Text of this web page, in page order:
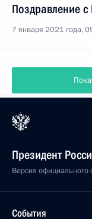
Поздравление
7 января 2021 года,
Президент
Версия официального
События